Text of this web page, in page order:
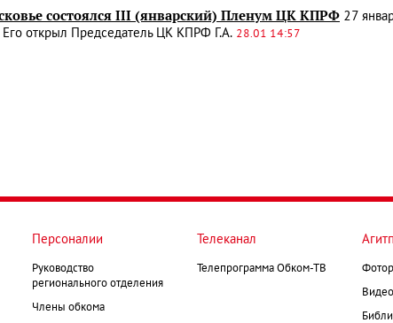
состоялся III (январский) Пленум ЦК КПРФ 27
открыл Председатель ЦК КПРФ Г.А. 28.01 14:57
Персоналии
Руководство
регионального отделения
Члены обкома
Телеканал
Телепрограмма Обком-ТВ